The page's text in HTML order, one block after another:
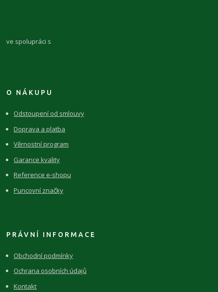
ve spolupráci s
O NÁKUPU
Odstoupení od smlouvy
Doprava a platba
Věrnostní program
Garance kvality
Reference e-shopu
Puncovní značky
PRÁVNÍ INFORMACE
Obchodní podmínky
Ochrana osobních údajů
Kontakt